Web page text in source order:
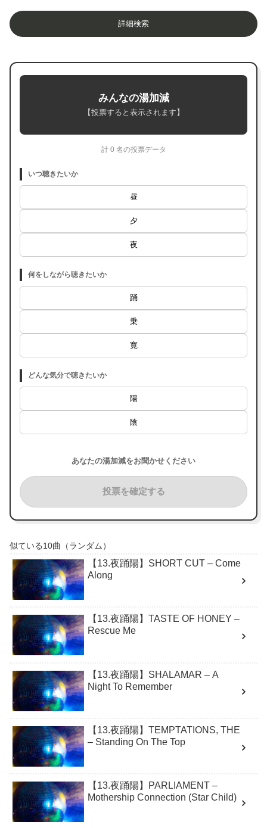
詳細検索
みんなの湯加減
【投票すると表示されます】
計 0 名の投票データ
いつ聴きたいか
昼
夕
夜
何をしながら聴きたいか
踊
乗
寛
どんな気分で聴きたいか
陽
陰
あなたの湯加減をお聞かせください
投票を確定する
似ている10曲（ランダム）
【13.夜踊陽】SHORT CUT – Come
Along
【13.夜踊陽】TASTE OF HONEY –
Rescue Me
【13.夜踊陽】SHALAMAR – A
Night To Remember
【13.夜踊陽】TEMPTATIONS, THE
– Standing On The Top
【13.夜踊陽】PARLIAMENT –
Mothership Connection (Star Child)